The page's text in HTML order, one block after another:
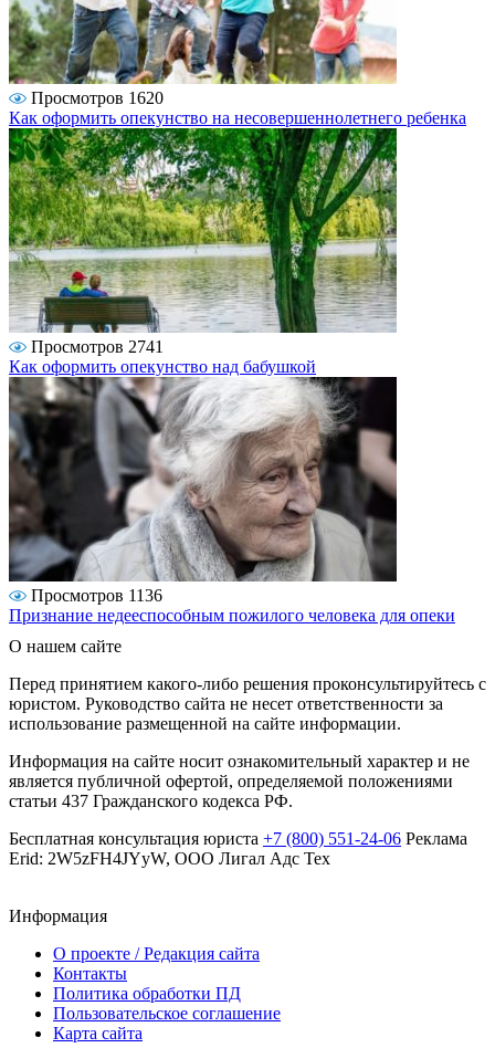
Просмотров 1620
Как оформить опекунство на несовершеннолетнего ребенка
Просмотров 2741
Как оформить опекунство над бабушкой
Просмотров 1136
Признание недееспособным пожилого человека для опеки
О нашем сайте
Перед принятием какого-либо решения проконсультируйтесь с
юристом. Руководство сайта не несет ответственности за
использование размещенной на сайте информации.
Информация на сайте носит ознакомительный характер и не
является публичной офертой, определяемой положениями
статьи 437 Гражданского кодекса РФ.
Бесплатная консультация юриста +7 (800) 551-24-06 Реклама
Erid: 2W5zFH4JYyW, ООО Лигал Адс Тех
Информация
О проекте / Редакция сайта
Контакты
Политика обработки ПД
Пользовательское соглашение
Карта сайта